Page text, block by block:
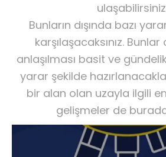
Bunların dışında bazı
karşılaşacaksınız.
anlaşılması basit ve
yarar şekilde
bir alan olan uzayla ilgili
gelişmeler de